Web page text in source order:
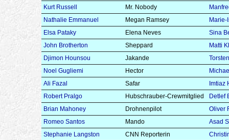
Kurt Russell
Mr. Nobody
Nathalie Emmanuel
Megan Ramsey
Marie-
Elsa Pataky
Elena Neves
Sina
John Brotherton
Sheppard
Matti
Djimon Hounsou
Jakande
Noel Gugliemi
Hector
Ali Fazal
Safar
Imtiaz
Robert Pralgo
Hubschrauber-Crewmitglied
Detlef
Brian Mahoney
Drohnenpilot
Oliver
Romeo Santos
Mando
Asad
Stephanie Langston
CNN Reporterin